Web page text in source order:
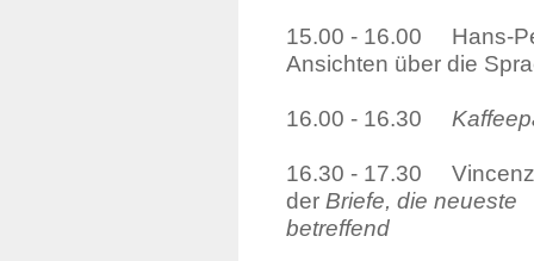
15.00 - 16.00 Hans-
Ansichten über die
16.00 - 16.30
16.30 - 17.30 Vincenz
der Briefe, die
betreffend